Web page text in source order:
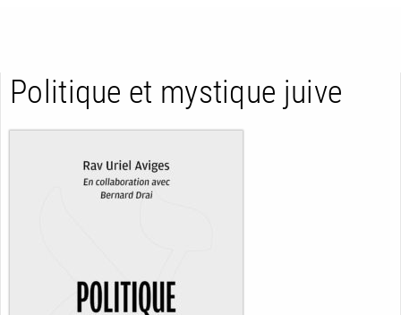
À PARAÎTRE
Politique et mystique juive